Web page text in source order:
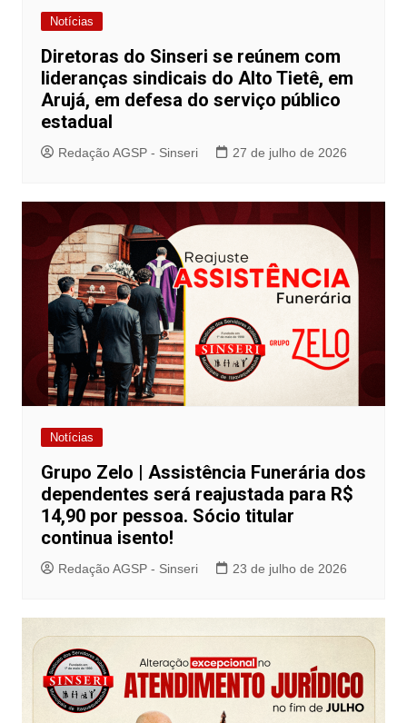
Notícias
Diretoras do Sinseri se reúnem com
lideranças sindicais do Alto Tietê, em
Arujá, em defesa do serviço público
estadual
Redação AGSP - Sinseri 27 de julho de 2026
Notícias
Grupo Zelo | Assistência Funerária dos
dependentes será reajustada para R$
14,90 por pessoa. Sócio titular
continua isento!
Redação AGSP - Sinseri 23 de julho de 2026